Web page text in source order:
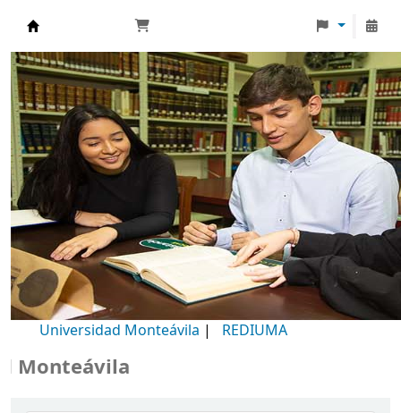
Biblioteca Universidad Monteávila
Universidad Monteávila | REDIUMA